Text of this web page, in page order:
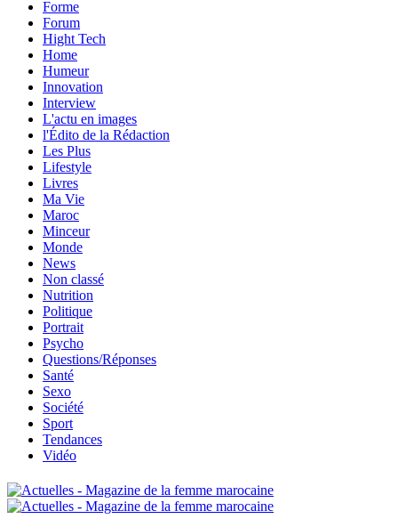
Forme
Forum
Hight Tech
Home
Humeur
Innovation
Interview
L'actu en images
l'Édito de la Rédaction
Les Plus
Lifestyle
Livres
Ma Vie
Maroc
Minceur
Monde
News
Non classé
Nutrition
Politique
Portrait
Psycho
Questions/Réponses
Santé
Sexo
Société
Sport
Tendances
Vidéo